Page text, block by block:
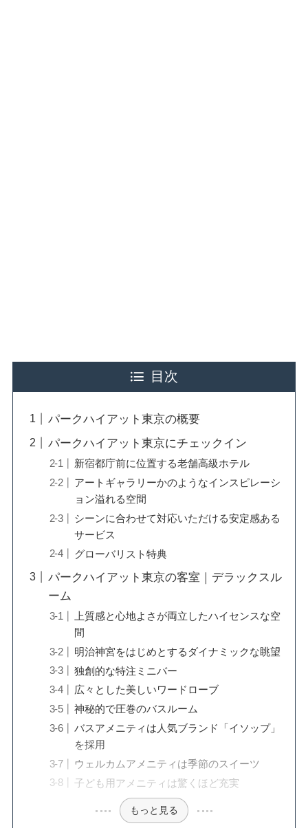
目次
パークハイアット東京の概要
パークハイアット東京にチェックイン
新宿都庁前に位置する老舗高級ホテル
アートギャラリーかのようなインスピレーシ
ョン溢れる空間
シーンに合わせて対応いただける安定感ある
サービス
グローバリスト特典
パークハイアット東京の客室｜デラックスル
ーム
上質感と心地よさが両立したハイセンスな空
間
明治神宮をはじめとするダイナミックな眺望
独創的な特注ミニバー
広々とした美しいワードローブ
神秘的で圧巻のバスルーム
バスアメニティは人気ブランド「イソップ」
を採用
ウェルカムアメニティは季節のスイーツ
子ども用アメニティは驚くほど充実
もっと見る